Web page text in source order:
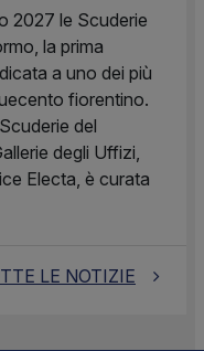
2027 le Scuderie
la prima
a uno dei più
fiorentino.
del
degli Uffizi,
Electa, è curata
LE NOTIZIE